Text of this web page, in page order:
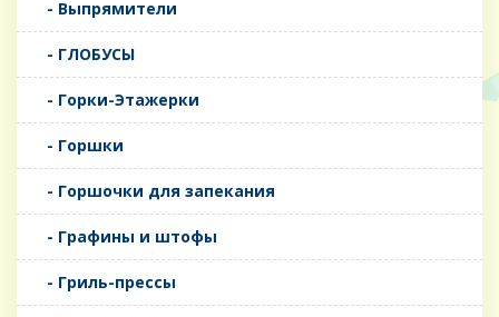
- Выпрямители
- ГЛОБУСЫ
- Горки-Этажерки
- Горшки
- Горшочки для запекания
- Графины и штофы
- Гриль-прессы